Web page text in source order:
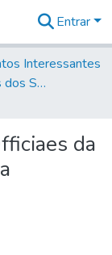
Entrar
Interessantes
Volume 88 - Ofícios dos Senhores Governadores Interinos da Capitania de São Paulo (1817- 1819)
da